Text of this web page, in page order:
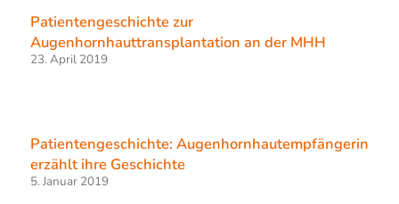
Patientengeschichte zur
Augenhornhauttransplantation an der MHH
23. April 2019
Patientengeschichte: Augenhornhautempfängerin
erzählt ihre Geschichte
5. Januar 2019